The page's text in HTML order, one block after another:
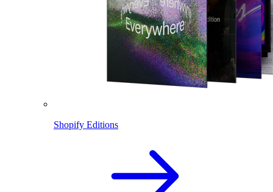
Shopify Editions